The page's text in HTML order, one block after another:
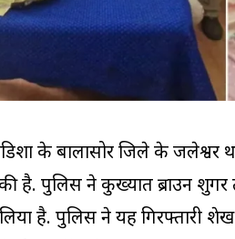
के बालासोर जिले के जलेश्वर
की है. पुलिस ने कुख्यात ब्राउन
है. पुलिस ने यह गिरफ्तारी